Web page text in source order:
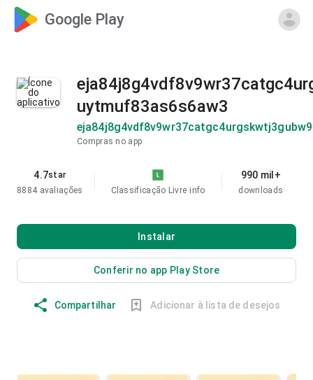
Google Play
uytmuf83as6s6aw3
Compras no app
4.7star
8884 avaliações
Classificação Livre info
990 mil+
downloads
Instalar
Conferir no app Play Store
Compartilhar Adicionar à lista de desejos